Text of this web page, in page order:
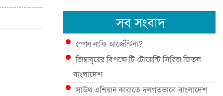
সব সংবাদ
স্পেন নাকি আর্জেন্টিনা?
জিম্বাবুয়ের বিপক্ষে টি-টোয়েন্টি সিরিজ জিতল
বাংলাদেশ
সাউথ এশিয়ান কারাতে দলগতভাবে বাংলাদেশ